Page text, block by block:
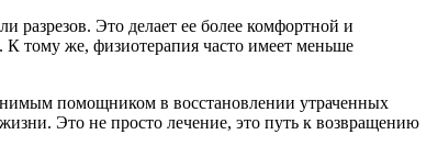
разрезов. Это делает ее более комфортной и
К тому же, физиотерапия часто имеет меньше
помощником в восстановлении утраченных
Это не просто лечение, это путь к возвращению